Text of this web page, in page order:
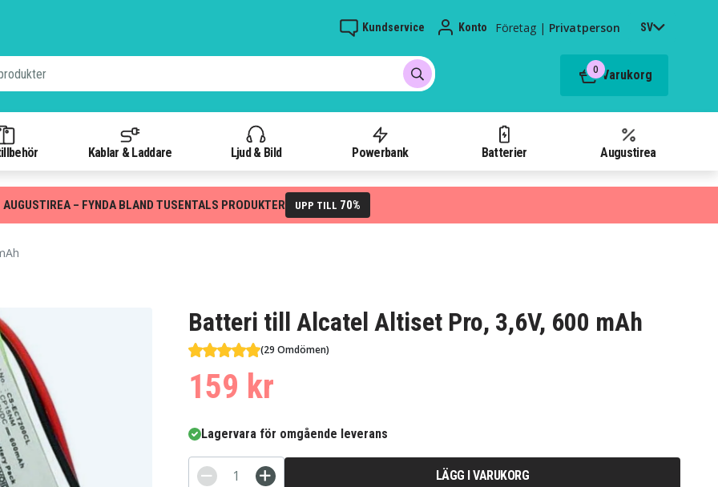
Kundservice Konto Företag | Privatperson SV
0 Varukorg
Kablar & Laddare Ljud & Bild Powerbank Batterier Augustirea
AUGUSTIREA – FYNDA BLAND TUSENTALS PRODUKTER UPP TILL 70%
Batteri till Alcatel Altiset Pro, 3,6V, 600 mAh
(29 Omdömen)
159 kr
Lagervara för omgående leverans
LÄGG I VARUKORG